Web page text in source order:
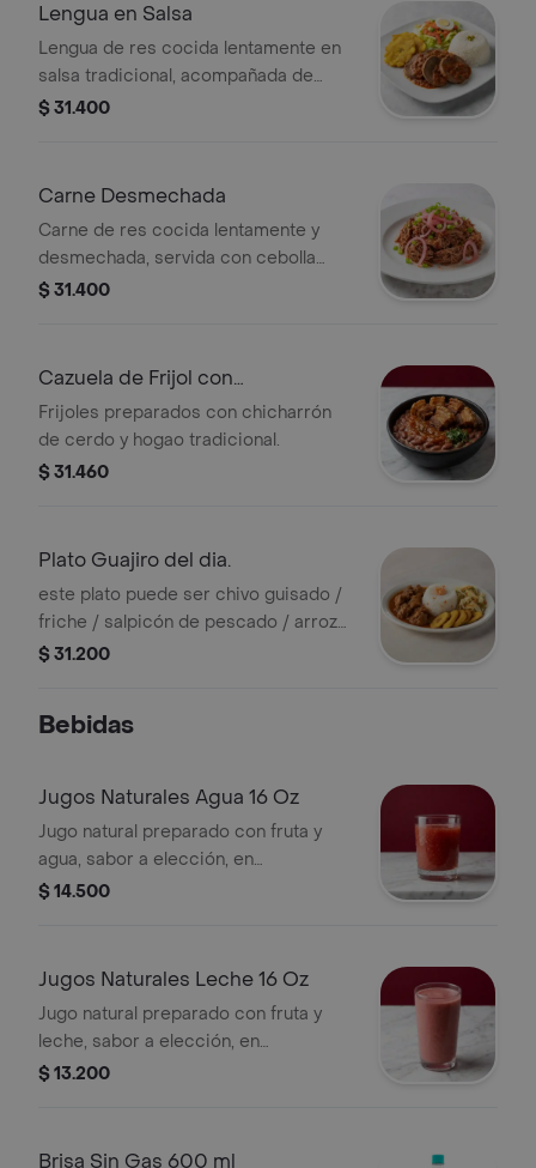
Lengua en Salsa
Lengua de res cocida lentamente en
salsa tradicional, acompañada de
arroz, patacon y ensalada de payaso.
$ 31.400
Carne Desmechada
Carne de res cocida lentamente y
desmechada, servida con cebolla
encurtida y cebollín.
$ 31.400
Cazuela de Frijol con
Chicharrones
Frijoles preparados con chicharrón
de cerdo y hogao tradicional.
$ 31.460
Plato Guajiro del dia.
este plato puede ser chivo guisado /
friche / salpicón de pescado / arroz
de camón seco. acompañado de
$ 31.200
Bebidas
Jugos Naturales Agua 16 Oz
Jugo natural preparado con fruta y
agua, sabor a elección, en
presentación de 12 oz.
$ 14.500
Jugos Naturales Leche 16 Oz
Jugo natural preparado con fruta y
leche, sabor a elección, en
presentación de 12 oz.
$ 13.200
Brisa Sin Gas 600 ml